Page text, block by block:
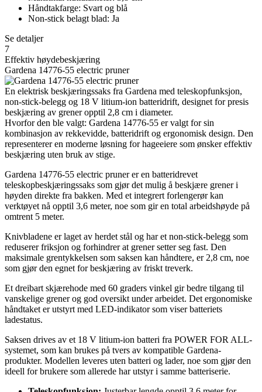
Håndtakfarge: Svart og blå
Non-stick belagt blad: Ja
Se detaljer
7
Effektiv høydebeskjæring
Gardena 14776-55 electric pruner
En elektrisk beskjæringssaks fra Gardena med teleskopfunksjon,
non-stick-belegg og 18 V litium-ion batteridrift, designet for presis
beskjæring av grener opptil 2,8 cm i diameter.
Hvorfor den ble valgt: Gardena 14776-55 er valgt for sin
kombinasjon av rekkevidde, batteridrift og ergonomisk design. Den
representerer en moderne løsning for hageeiere som ønsker effektiv
beskjæring uten bruk av stige.
Gardena 14776-55 electric pruner er en batteridrevet
teleskopbeskjæringssaks som gjør det mulig å beskjære grener i
høyden direkte fra bakken. Med et integrert forlengerør kan
verktøyet nå opptil 3,6 meter, noe som gir en total arbeidshøyde på
omtrent 5 meter.
Knivbladene er laget av herdet stål og har et non-stick-belegg som
reduserer friksjon og forhindrer at grener setter seg fast. Den
maksimale grentykkelsen som saksen kan håndtere, er 2,8 cm, noe
som gjør den egnet for beskjæring av friskt treverk.
Et dreibart skjærehode med 60 graders vinkel gir bedre tilgang til
vanskelige grener og god oversikt under arbeidet. Det ergonomiske
håndtaket er utstyrt med LED-indikator som viser batteriets
ladestatus.
Saksen drives av et 18 V litium-ion batteri fra POWER FOR ALL-
systemet, som kan brukes på tvers av kompatible Gardena-
produkter. Modellen leveres uten batteri og lader, noe som gjør den
ideell for brukere som allerede har utstyr i samme batteriserie.